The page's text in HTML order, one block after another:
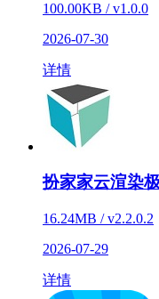
100.00KB / v1.0.0
2026-07-30
详情
扮家家云渲染
16.24MB / v2.2.0.2
2026-07-29
详情